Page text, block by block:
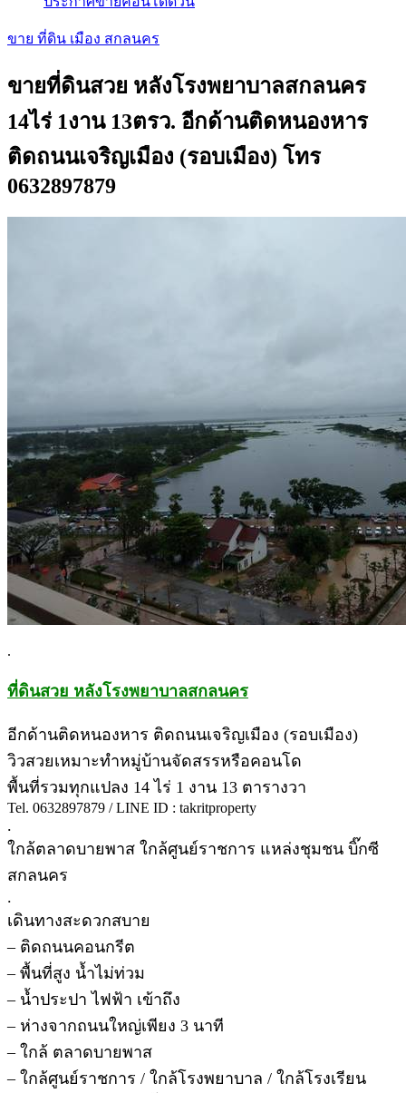
ขาย ที่ดิน เมือง สกลนคร
ขายที่ดินสวย หลังโรงพยาบาลสกลนคร
14ไร่ 1งาน 13ตรว. อีกด้านติดหนองหาร
ติดถนนเจริญเมือง (รอบเมือง) โทร
0632897879
.
ที่ดินสวย หลังโรงพยาบาลสกลนคร
อีกด้านติดหนองหาร ติดถนนเจริญเมือง (รอบเมือง)
วิวสวยเหมาะทำหมู่บ้านจัดสรรหรือคอนโด
พื้นที่รวมทุกแปลง 14 ไร่ 1 งาน 13 ตารางวา
Tel. 0632897879 / LINE ID : takritproperty
.
ใกล้ตลาดบายพาส ใกล้ศูนย์ราชการ แหล่งชุมชน บิ๊กซี
สกลนคร
.
เดินทางสะดวกสบาย
– ติดถนนคอนกรีต
– พื้นที่สูง น้ำไม่ท่วม
– น้ำประปา ไฟฟ้า เข้าถึง
– ห่างจากถนนใหญ่เพียง 3 นาที
– ใกล้ ตลาดบายพาส
– ใกล้ศูนย์ราชการ / ใกล้โรงพยาบาล / ใกล้โรงเรียน